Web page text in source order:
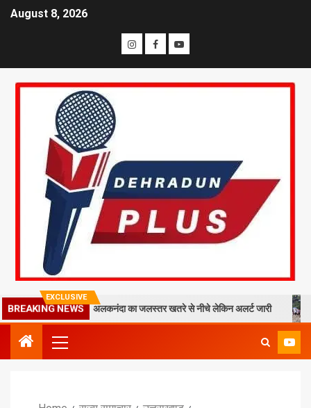
August 8, 2026
EXCLUSIVE
BREAKING NEWS
श्रीनगर में अलकनंदा का जलस्तर खतरे से नीचे लेकिन अलर्ट जारी 26